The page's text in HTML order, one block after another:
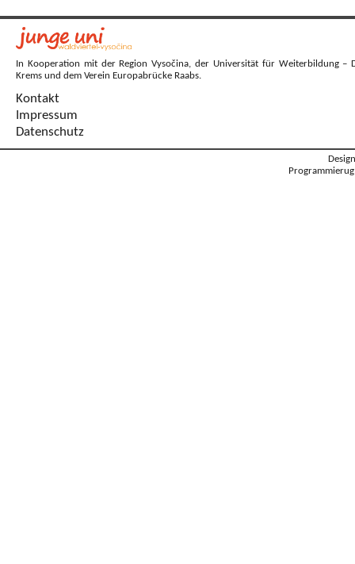
In Kooperation mit der Region Vysočina, der Universität für Weiterbildung –
Krems und dem Verein Europabrücke Raabs.
Kontakt
Impressum
Datenschutz